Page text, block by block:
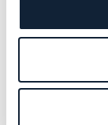
che
culturali.
nostro lascito